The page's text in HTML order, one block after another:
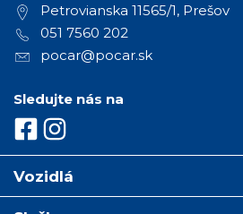
Petrovianska 11565/1, Prešov
051 7560 202
pocar@pocar.sk
Sledujte nás na
Vozidlá